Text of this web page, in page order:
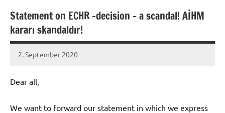
Statement on ECHR -decision – a scandal! AİHM
kararı skandaldır!
2. September 2020
admin
Dear all,
We want to forward our statement in which we express